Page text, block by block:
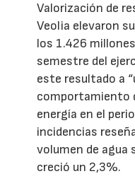
Valorización de
Veolia elevaron
los 1.426
semestre del
este resultado a
comportamiento
energía en el
incidencias
volumen de agua
creció un 2,3%.